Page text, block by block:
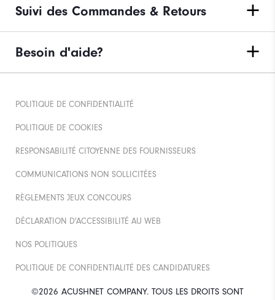
Suivi des Commandes & Retours
Besoin d'aide?
©2026 ACUSHNET COMPANY. TOUS LES DROITS SONT
POLITIQUE DE CONFIDENTIALITÉ
POLITIQUE DE COOKIES
RESPONSABILITÉ CITOYENNE DES FOURNISSEURS
COMMUNICATIONS NON SOLLICITÉES
RÈGLEMENTS JEUX CONCOURS
DÉCLARATION D'ACCESSIBILITÉ AU WEB
NOS POLITIQUES
POLITIQUE DE CONFIDENTIALITÉ DES CANDIDATURES